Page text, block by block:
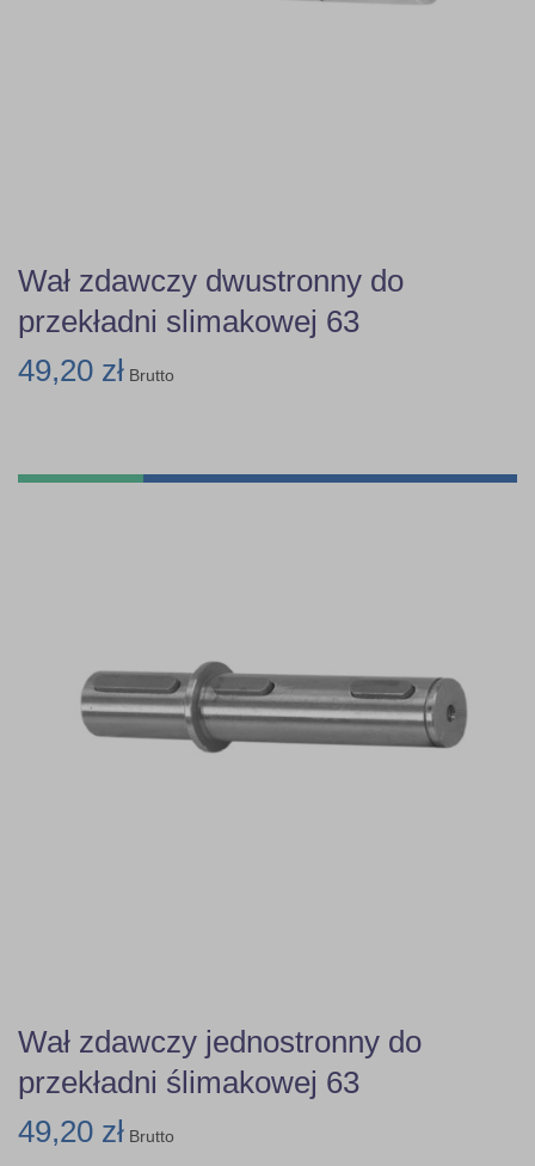
Wał zdawczy dwustronny do
przekładni slimakowej 63
49,20 zł Brutto
Wał zdawczy jednostronny do
przekładni ślimakowej 63
49,20 zł Brutto